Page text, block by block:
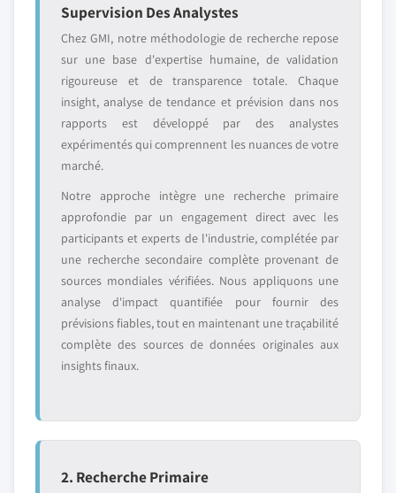
Supervision Des Analystes
Chez GMI, notre méthodologie de recherche repose
sur une base d'expertise humaine, de validation
rigoureuse et de transparence totale. Chaque
insight, analyse de tendance et prévision dans nos
rapports est développé par des analystes
expérimentés qui comprennent les nuances de votre
marché.
Notre approche intègre une recherche primaire
approfondie par un engagement direct avec les
participants et experts de l'industrie, complétée par
une recherche secondaire complète provenant de
sources mondiales vérifiées. Nous appliquons une
analyse d'impact quantifiée pour fournir des
prévisions fiables, tout en maintenant une traçabilité
complète des sources de données originales aux
insights finaux.
2. Recherche Primaire